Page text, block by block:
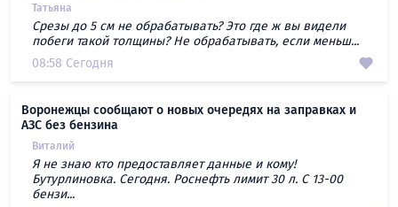
Татьяна
Срезы до 5 см не обрабатывать? Это где ж вы видели
побеги такой толщины? Не обрабатывать, если меньш...
08:58 Сегодня
Воронежцы сообщают о новых очередях на заправках и
АЗС без бензина
Виталий
Я не знаю кто предоставляет данные и кому!
Бутурлиновка. Сегодня. Роснефть лимит 30 л. С 13-00
бензи...